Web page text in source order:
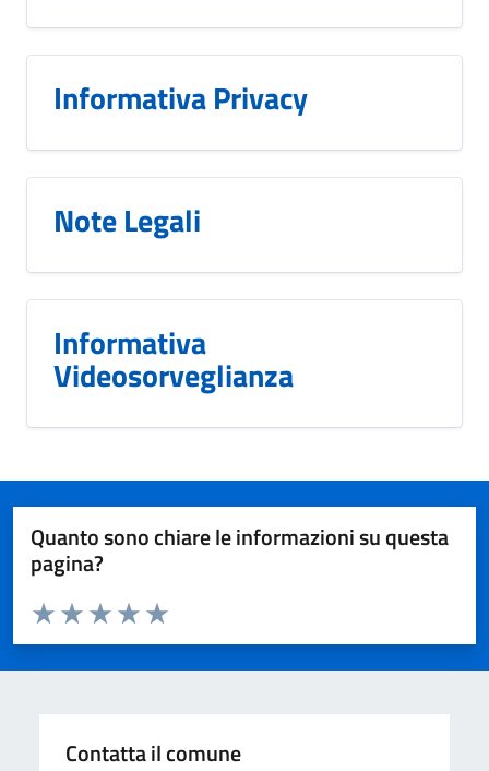
Informativa Privacy
Note Legali
Informativa
Videosorveglianza
Quanto sono chiare le informazioni su questa
pagina?
Valuta da 1 a 5 stelle la pagina
Valuta 5 stelle su 5
Valuta 4 stelle su 5
Valuta 3 stelle su 5
Valuta 2 stelle su 5
Valuta 1 stelle su 5
Contatta il comune